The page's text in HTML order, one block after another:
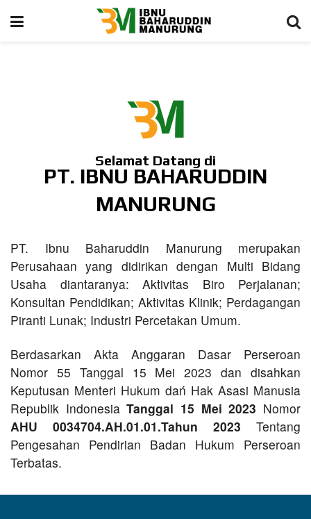
Selamat Datang di
PT. IBNU BAHARUDDIN
MANURUNG
PT. Ibnu Baharuddin Manurung merupakan
Perusahaan yang didirikan dengan Multi Bidang
Usaha diantaranya: Aktivitas Biro Perjalanan;
Konsultan Pendidikan; Aktivitas Klinik; Perdagangan
Piranti Lunak; Industri Percetakan Umum.
Berdasarkan Akta Anggaran Dasar Perseroan
Nomor 55 Tanggal 15 Mei 2023 dan disahkan
Keputusan Menteri Hukum dań Hak Asasi Manusia
Republik IndonesiaTanggal 15 Mei 2023 Nomor
AHU 0034704.AH.01.01.Tahun 2023 Tentang
Pengesahan Pendirian Badan Hukum Perseroan
Terbatas.